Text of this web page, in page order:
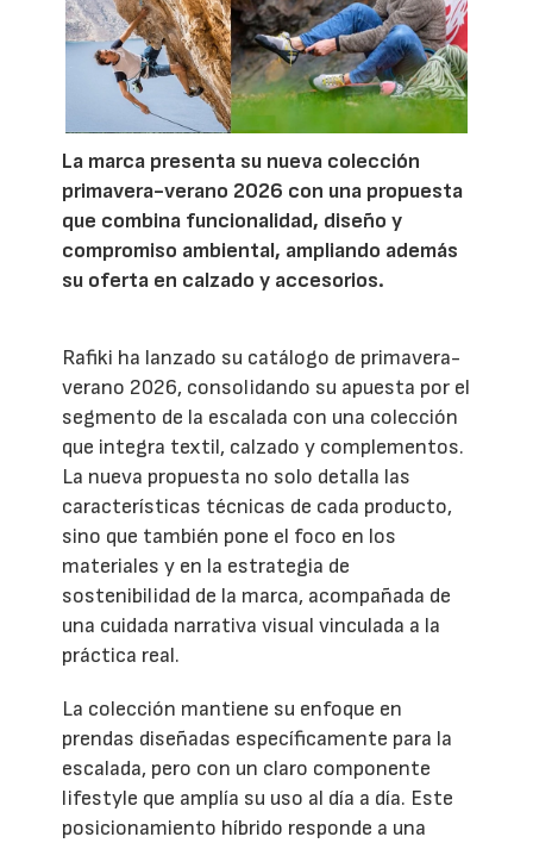
La marca presenta su nueva colección
primavera-verano 2026 con una propuesta
que combina funcionalidad, diseño y
compromiso ambiental, ampliando además
su oferta en calzado y accesorios.
Rafiki ha lanzado su catálogo de primavera-
verano 2026, consolidando su apuesta por el
segmento de la escalada con una colección
que integra textil, calzado y complementos.
La nueva propuesta no solo detalla las
características técnicas de cada producto,
sino que también pone el foco en los
materiales y en la estrategia de
sostenibilidad de la marca, acompañada de
una cuidada narrativa visual vinculada a la
práctica real.
La colección mantiene su enfoque en
prendas diseñadas específicamente para la
escalada, pero con un claro componente
lifestyle que amplía su uso al día a día. Este
posicionamiento híbrido responde a una